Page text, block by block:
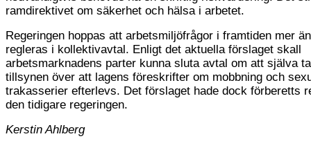
ramdirektivet om säkerhet och hälsa i arbetet.
Regeringen hoppas att arbetsmiljöfrågor i framtiden mer
regleras i kollektivavtal. Enligt det aktuella förslaget skall
arbetsmarknadens parter kunna sluta avtal om att själva
tillsynen över att lagens föreskrifter om mobbning och
trakasserier efterlevs. Det förslaget hade dock förberetts
den tidigare regeringen.
Kerstin Ahlberg